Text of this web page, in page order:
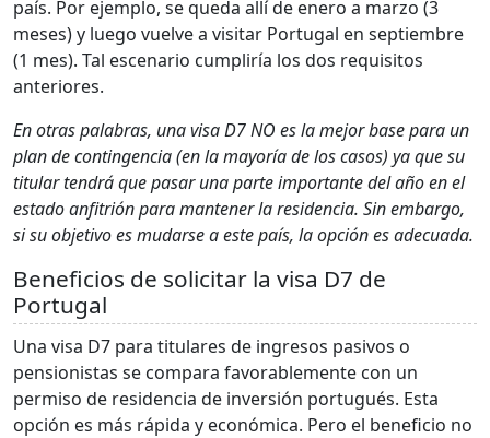
país. Por ejemplo, se queda allí de enero a marzo (3
meses) y luego vuelve a visitar Portugal en septiembre
(1 mes). Tal escenario cumpliría los dos requisitos
anteriores.
En otras palabras, una visa D7 NO es la mejor base para un
plan de contingencia (en la mayoría de los casos) ya que su
titular tendrá que pasar una parte importante del año en el
estado anfitrión para mantener la residencia. Sin embargo,
si su objetivo es mudarse a este país, la opción es adecuada.
Beneficios de solicitar la visa D7 de
Portugal
Una visa D7 para titulares de ingresos pasivos o
pensionistas se compara favorablemente con un
permiso de residencia de inversión portugués. Esta
opción es más rápida y económica. Pero el beneficio no